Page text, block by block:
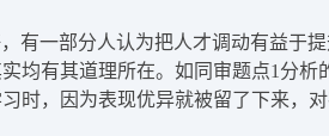
有一部分人认为把人才调动有益于
均有其道理所在。如同审题点1分
时，因为表现优异就被留了下来，